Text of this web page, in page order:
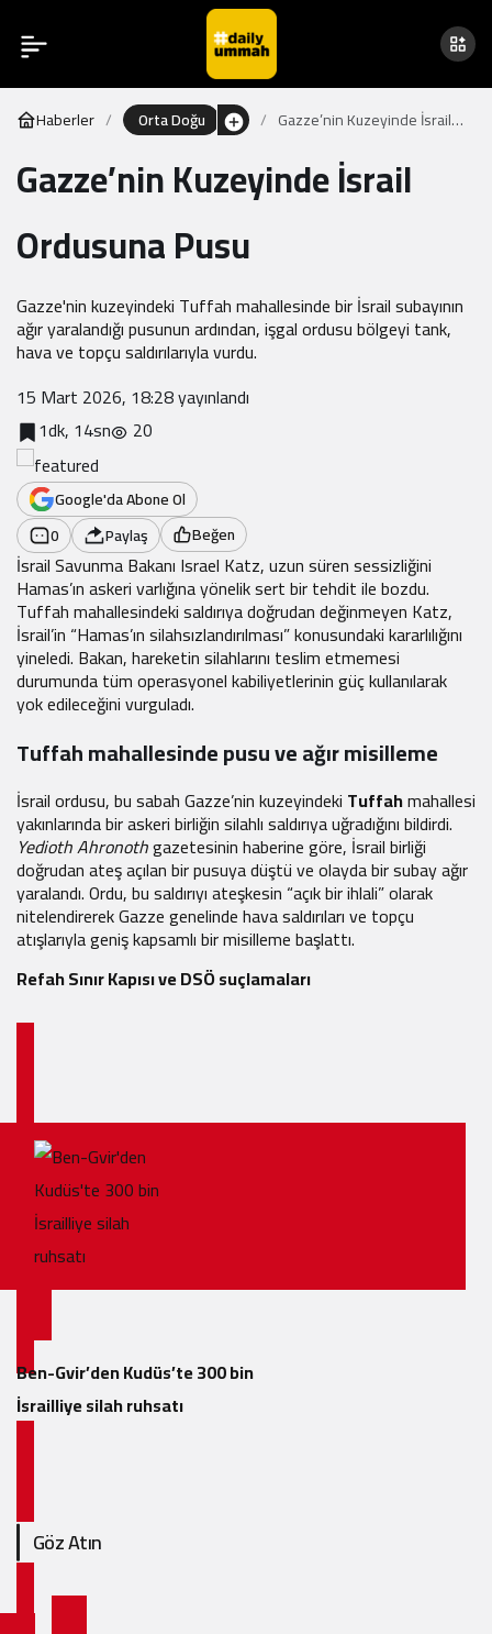
Haberler Orta Doğu
Gazze’nin Kuzeyinde İsrail
Gazze’nin Kuzeyinde İsrail
Ordusuna Pusu
Gazze'nin kuzeyindeki Tuffah mahallesinde bir İsrail subayının
ağır yaralandığı pusunun ardından, işgal ordusu bölgeyi tank,
hava ve topçu saldırılarıyla vurdu.
15 Mart 2026, 18:28yayınlandı
1dk, 14sn
20
Google'da Abone Ol
0
Paylaş Beğen
İsrail Savunma Bakanı Israel Katz, uzun süren sessizliğini
Hamas’ın askeri varlığına yönelik sert bir tehdit ile bozdu.
Tuffah mahallesindeki saldırıya doğrudan değinmeyen Katz,
İsrail’in “Hamas’ın silahsızlandırılması” konusundaki kararlılığını
yineledi. Bakan, hareketin silahlarını teslim etmemesi
durumunda tüm operasyonel kabiliyetlerinin güç kullanılarak
yok edileceğini vurguladı.
Tuffah mahallesinde pusu ve ağır misilleme
İsrail ordusu, bu sabah Gazze’nin kuzeyindeki Tuffahmahallesi
yakınlarında bir askeri birliğin silahlı saldırıya uğradığını bildirdi.
Yedioth Ahronothgazetesinin haberine göre, İsrail birliği
doğrudan ateş açılan bir pusuya düştü ve olayda bir subay ağır
yaralandı. Ordu, bu saldırıyı ateşkesin “açık bir ihlali” olarak
nitelendirerek Gazze genelinde hava saldırıları ve topçu
atışlarıyla geniş kapsamlı bir misilleme başlattı.
Refah Sınır Kapısı ve DSÖ suçlamaları
Ben-Gvir’den Kudüs’te 300 bin
İsrailliye silah ruhsatı
Göz Atın